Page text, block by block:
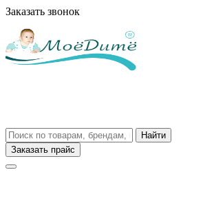
Заказать звонок
Заказать прайс